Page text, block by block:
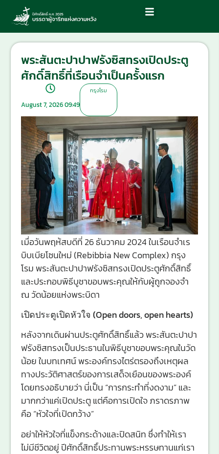
พระสันตะปาปาฟรังซิสทรงเปิดประตู
ศักดิ์สิทธิ์ที่เรือนจำเป็นครั้งแรก
August 7, 2026 09:49
กรุงโรม
เมื่อวันพฤห้สบดีที่ 26 ธันวาคม 2024 ในเรือนจำเร
บิบเบียโซนใหม่ (Rebibbia New Complex) กรุง
โรม พระสันตะปาปาฟรังซิสทรงเปิดประตูศักดิ์สิทธิ์
และประกอบพิธีบูชาขอบพระคุณให้กับผู้ถูกจองจำ
ณ วัดน้อยแห่งพระบิดา
เปิดประตูเปิดหัวใจ (Open doors, open hearts)
หลังจากเดินผ่านประตูศักดิ์สิทธิ์แล้ว พระสันตะปาปา
ฟรังซิสทรงเป็นประธานในพิธีบูชาขอบพระคุณในวัด
น้อย ในบทเทศน์ พระองค์ทรงไตร่ตรองถึงเหตุผล
ทางประวัติศาสตร์ของการเสด็จเยือนของพระองค์
โดยทรงอธิบายว่า นี่เป็น “การกระทำที่งดงาม” และ
มากกว่าแค่เปิดประตู แต่คือการเปิดใจ ภราดรภาพ
คือ “หัวใจที่เปิดกว้าง”
อย่าให้หัวใจที่แข็งกระด้างและปิดสนิท ซึ่งทำให้เรา
ไม่มีชีวิตอยู่ ปีศักดิ์สิทธิ์ประทานพระหรรษทานแก่เรา